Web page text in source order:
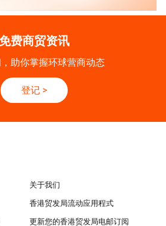
费商贸资讯
助你掌握环球营商动态
登记 >
关于我们
香港贸发局流动应用程式
更新您的香港贸发局电邮订阅